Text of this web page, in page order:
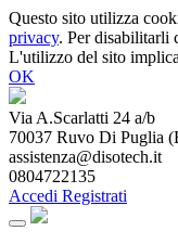
Questo sito utilizza
privacy. Per disabilitarli
L'utilizzo del sito
OK
Via A.Scarlatti 24 a/b
70037 Ruvo Di Puglia (
assistenza@disotech.it
0804722135
Accedi Registrati